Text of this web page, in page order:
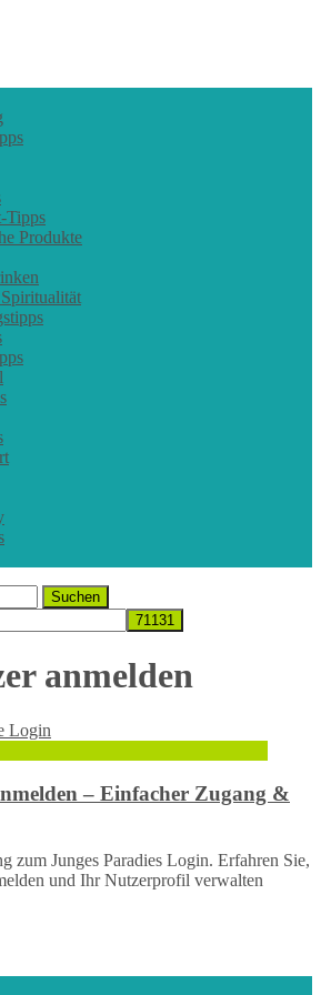
Tipps
Produkte
anmelden
– Einfacher Zugang &
zum Junges Paradies Login. Erfahren Sie,
und Ihr Nutzerprofil verwalten